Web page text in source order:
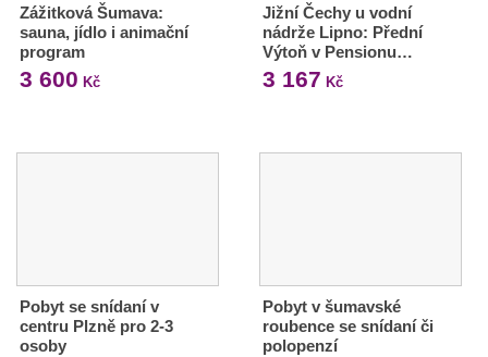
Zážitková Šumava:
sauna, jídlo i animační
program
3 600 Kč
Jižní Čechy u vodní
nádrže Lipno: Přední
Výtoň v Pensionu…
3 167 Kč
Pobyt se snídaní v
centru Plzně pro 2-3
osoby
Pobyt v šumavské
roubence se snídaní či
polopenzí